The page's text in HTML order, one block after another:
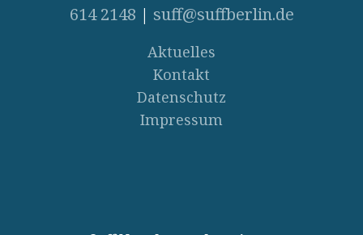
614 2148 | suff@suffberlin.de
Aktuelles
Kontakt
Datenschutz
Impressum